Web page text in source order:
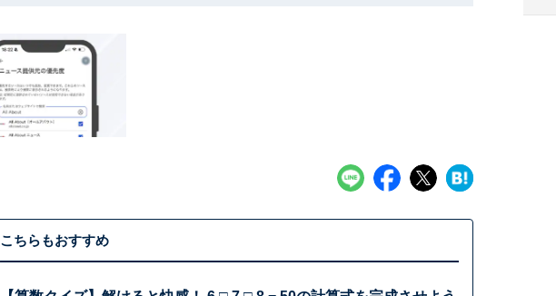
こちらもおすすめ